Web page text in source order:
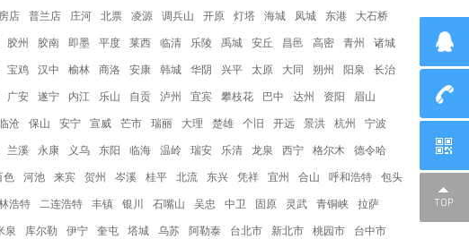
店 普兰店 庄河 北票 凌源 调兵山 开原 灯塔 海城 凤城 东港 大石桥
胶州 胶南 即墨 平度 莱西 临清 乐陵 禹城 安丘 昌邑 高密 青州 诸城
宝鸡 汉中 榆林 商洛 安康 韩城 华阴 兴平 太原 大同 朔州 阳泉 长治
广安 遂宁 内江 乐山 自贡 泸州 宜宾 攀枝花 巴中 达州 资阳 眉山
沧 保山 安宁 宣威 芒市 瑞丽 大理 楚雄 个旧 开远 景洪 杭州 宁波
兰溪 永康 义乌 东阳 临海 温岭 瑞安 乐清 龙泉 西宁 格尔木 德令哈
色 河池 来宾 贺州 岑溪 桂平 北流 东兴 凭祥 宜州 合山 呼和浩特 包头
浩特 二连浩特 丰镇 银川 石嘴山 吴忠 中卫 固原 灵武 青铜峡 拉萨
泉 库尔勒 伊宁 奎屯 塔城 乌苏 阿勒泰 台北市 新北市 桃园市 台中市